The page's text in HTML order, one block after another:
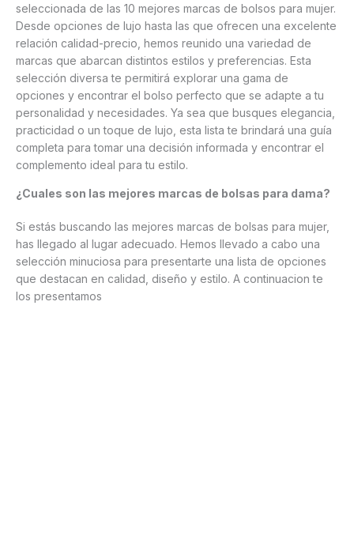
seleccionada de las 10 mejores marcas de bolsos para mujer.
Desde opciones de lujo hasta las que ofrecen una excelente
relación calidad-precio, hemos reunido una variedad de
marcas que abarcan distintos estilos y preferencias. Esta
selección diversa te permitirá explorar una gama de
opciones y encontrar el bolso perfecto que se adapte a tu
personalidad y necesidades. Ya sea que busques elegancia,
practicidad o un toque de lujo, esta lista te brindará una guía
completa para tomar una decisión informada y encontrar el
complemento ideal para tu estilo.
¿Cuales son las mejores marcas de bolsas para dama?
Si estás buscando las mejores marcas de bolsas para mujer,
has llegado al lugar adecuado. Hemos llevado a cabo una
selección minuciosa para presentarte una lista de opciones
que destacan en calidad, diseño y estilo. A continuacion te
los presentamos